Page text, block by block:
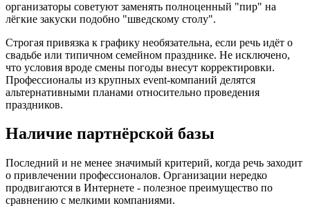
организаторы советуют заменять полноценный "пир" на
лёгкие закуски подобно "шведскому столу".
Строгая привязка к графику необязательна, если речь идёт о
свадьбе или типичном семейном празднике. Не исключено,
что условия вроде смены погоды внесут корректировки.
Профессионалы из крупных event-компаний делятся
альтернативными планами относительно проведения
праздников.
Наличие партнёрской базы
Последний и не менее значимый критерий, когда речь заходит
о привлечении профессионалов. Организации нередко
продвигаются в Интернете - полезное преимущество по
сравнению с мелкими компаниями.